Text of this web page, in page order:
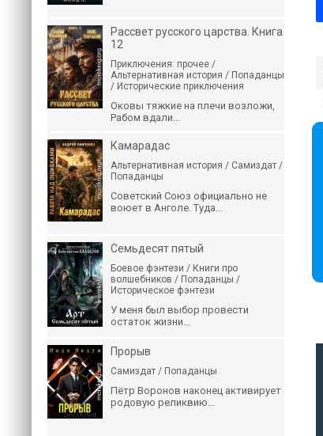
Рассвет русского царства. Книга
12
Приключения: прочее /
Альтернативная история / Попаданцы
/ Исторические приключения
Оковы тяжкие на плечи возложи,
Рабом вдали...
Камарадас
Альтернативная история / Самиздат /
Попаданцы
Советский Союз официально не
воюет в Анголе. Туда...
Семьдесят пятый
Боевое фэнтези / Книги про
волшебников / Попаданцы /
Историческое фэнтези
У меня был выбор провести
остаток жизни...
Прорыв
Самиздат / Попаданцы
Пётр Воронов наконец активирует
родовую реликвию...